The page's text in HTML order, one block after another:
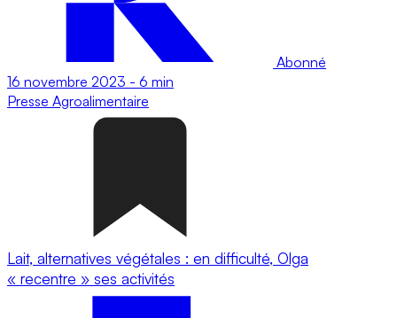
Abonné
16 novembre 2023 - 6 min
Presse Agroalimentaire
Lait, alternatives végétales : en difficulté, Olga
« recentre » ses activités